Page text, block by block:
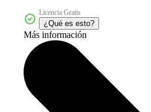
Licencia Gratis
¿Qué es esto?
Más información